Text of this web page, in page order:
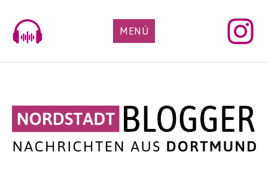
content
MENÜ